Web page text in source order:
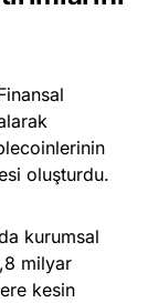
oluşturdu.
kurumsal
milyar
kesin